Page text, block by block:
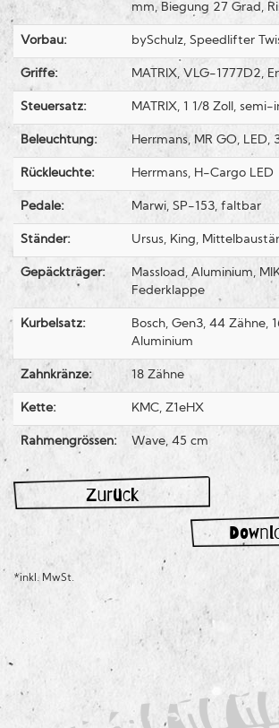
mm, Biegung 27 Grad,
Vorbau: bySchulz, Speedlifter
Griffe: MATRIX, VLG-1777D2,
Steuersatz: MATRIX, 1 1/8 Zoll,
Beleuchtung: Herrmans, MR GO, LED,
Rückleuchte: Herrmans, H-Cargo LED
Pedale: Marwi, SP-153, faltbar
Ständer: Ursus, King,
Gepäckträger:
Massload, Aluminium,
Federklappe
Kurbelsatz:
Bosch, Gen3, 44 Zähne,
Aluminium
Zahnkränze: 18 Zähne
Kette: KMC, Z1eHX
Rahmengrössen: Wave, 45 cm
Zurück
*inkl. MwSt.